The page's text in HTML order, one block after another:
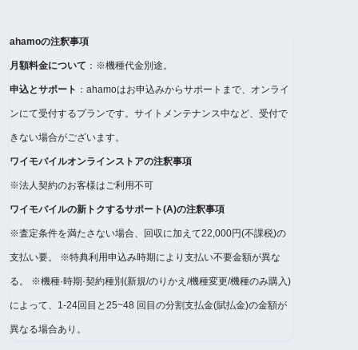
ahamoの注釈事項
月額料金について ：※機種代金別途。
申込とサポート ：ahamoはお申込みからサポートまで、オンライ
ンにて受付するプランです。サイトメンテナンス中など、受付で
きない場合がございます。
ワイモバイルオンラインストアの注釈事項
※法人契約のお客様はご利用不可
ワイモバイルの新トクするサポート(A)の注釈事項
※査定条件を満たさない場合、回収に加えて22,000円(不課税)の
支払い要。 ※特典利用申込み時期により支払い不要金額が異な
る。 ※機種·時期·契約種別(新規/のりかえ/機種変更/機種のみ購入)
によって、1-24回目と25~48 回目の分割支払金(賦払金)の金額が
異なる場合あり。